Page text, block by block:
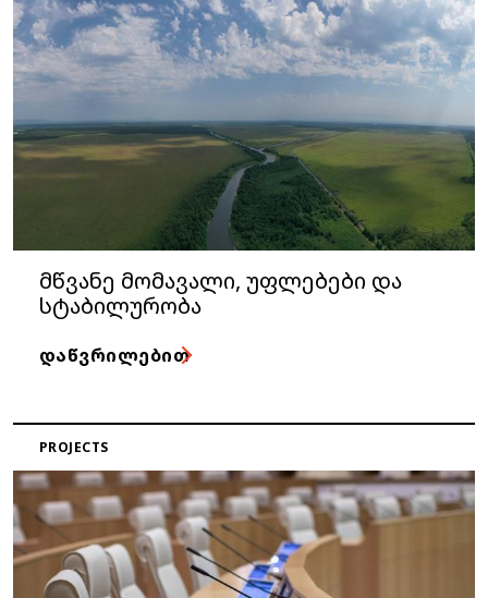
მწვანე მომავალი, უფლებები და
სტაბილურობა
ᲓᲐᲬᲕᲠᲘᲚᲔᲑᲘᲗ
PROJECTS